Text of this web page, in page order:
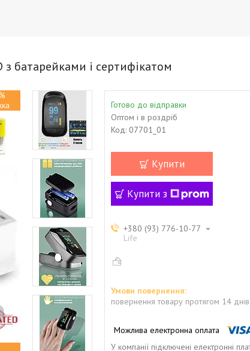
батарейками і сертифікатом
Готово до відправки
Оптом і в роздріб
Код: 07701_01
Купити
Купити з
+380 (93) 776-10-77
Life
повернення товару протягом 14 днів
У компанії підключені електронні